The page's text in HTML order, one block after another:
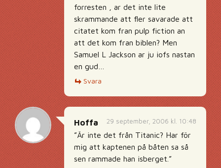
forresten , ar det inte lite
skrammande att fler savarade att
citatet kom fran pulp fiction an
att det kom fran biblen? Men
Samuel L Jackson ar ju iofs nastan
en gud…
Svara
29 september, 2006 kl. 10:48
Hoffa
”Är inte det från Titanic? Har för
mig att kaptenen på båten sa så
sen rammade han isberget.”